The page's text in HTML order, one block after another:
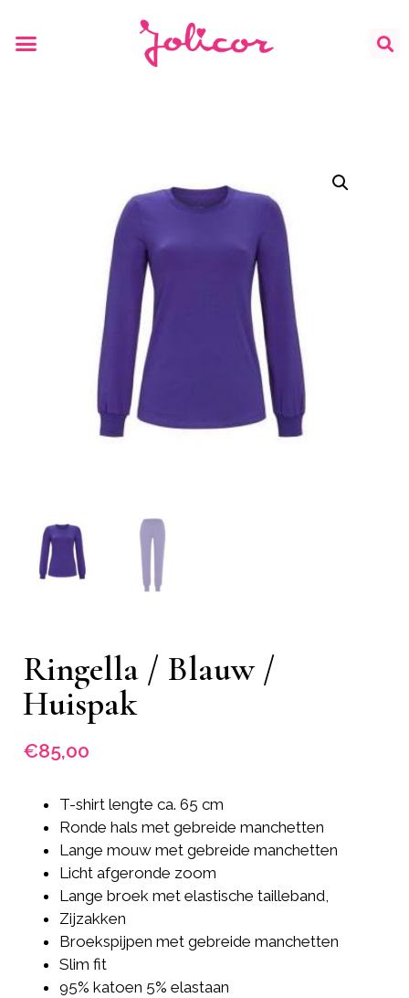
Ringella / Blauw /
Huispak
€85,00
T-shirt lengte ca. 65 cm
Ronde hals met gebreide manchetten
Lange mouw met gebreide manchetten
Licht afgeronde zoom
Lange broek met elastische tailleband,
Zijzakken
Broekspijpen met gebreide manchetten
Slim fit
95% katoen 5% elastaan